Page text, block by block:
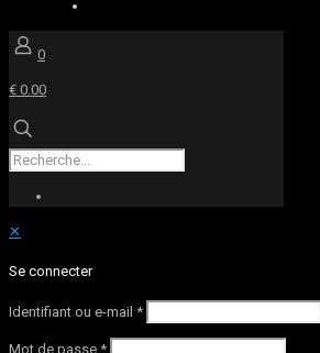
0
€ 0.00
✕
Se connecter
Identifiant ou e-mail *
Mot de passe *